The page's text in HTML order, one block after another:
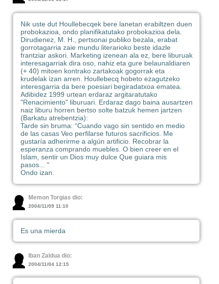
Nik uste dut Houllebecqek bere lanetan erabiltzen duen
probokazioa, ondo planifikatutako probokazioa dela.
Dirudienez, M. H., pertsonai publiko bezala, erabat
gorrotagarria zaie mundu literarioko beste idazle
frantziar askori. Marketing izenean ala ez, bere liburuak
interesagarriak dira oso, nahiz eta gure belaunaldiaren
(+ 40) mitoen kontrako zartakoak gogorrak eta
krudelak izan arren. Houllebecq hobeto ezagutzeko
interesgarria da bere poesiari begiradatxoa ematea.
Adibidez 1999 urtean erdaraz argitaratutako
"Renacimiento" liburuari. Erdaraz dago baina ausartzen
naiz liburu horren bertso solte batzuk hemen jartzen
(Barkatu atrebentzia):
Tarde sin bruma: “Cuando vago sin sentido en medio
de las casas Veo perfilarse futuros sacrificios. Me
gustaría adherirme a algún artificio. Recobrar la
esperanza comprando muebles. O bien creer en el
Islam, sentir un Dios muy dulce Que guiara mis
pasos... "
Ondo izan.
Memon Torgias dio:
2004/11/09 11:10
Es una mierda
Iban Zaldua dio:
2004/11/04 12:15